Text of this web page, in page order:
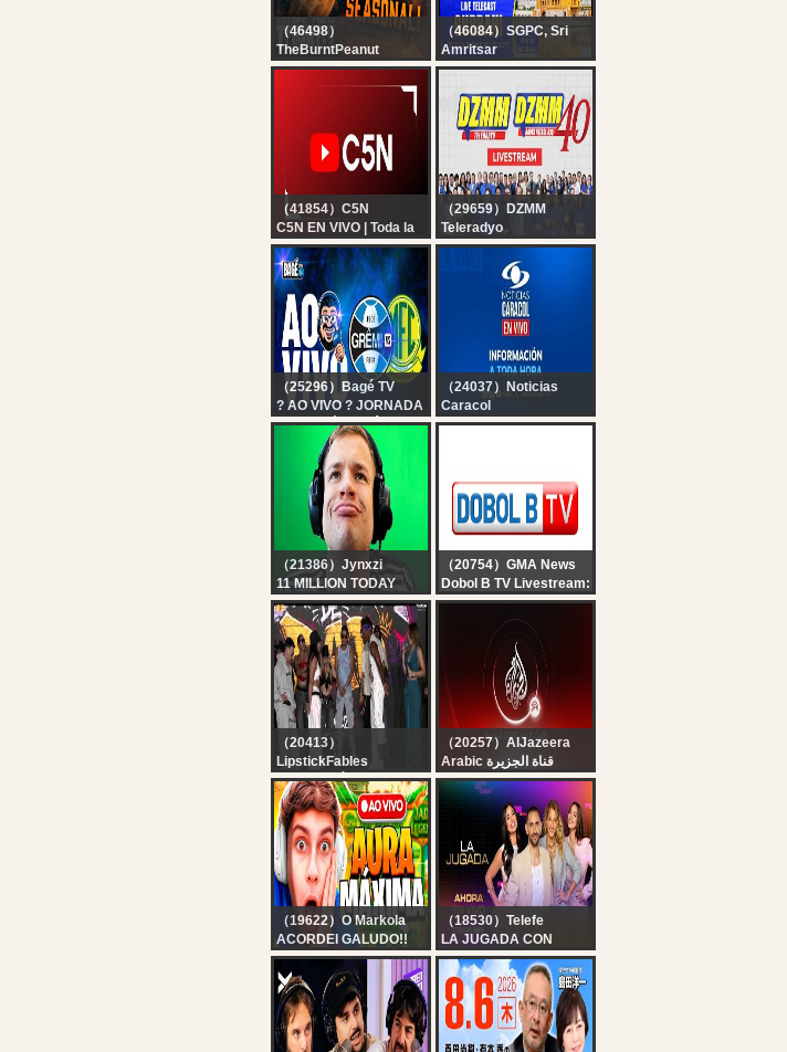
（46498）
TheBurntPeanut
?LIVE | [BEST DROPS]
TARKOV SEASONAL |
WACKADOODLE
WEDNESDAY |
（46084）SGPC, Sri
Amritsar
Official SGPC LIVE |
Gurbani Kirtan |
Sachkhand Sri
Harmandir Sahib, Sri
Amritsar | 06.08.2026
（41854）C5N
C5N EN VIVO | Toda la
información en un solo
lugar | Seguí la
transmisión las 24
horas
（29659）DZMM
Teleradyo
LIVE: DZMM Radyo
Patrol 630, DZMM
Teleradyo (06 August
（25296）Bagé TV
? AO VIVO ? JORNADA
DO BAGÉ ? GRÊMIO X
MIRASSOL - [ DIRETO
DA ARENA ]
（24037）Noticias
Caracol
? NOTICIAS CARACOL
2026
（21386）Jynxzi
11 MILLION TODAY
（20754）GMA News
Dobol B TV Livestream:
August 6, 2026
（20413）
LipstickFables
QUINTO DÍA: Los
ánimos se prenden
entre los “famosos” vs
“creadores
emergentes” en
LCDEL2 ?
（20257）AlJazeera
Arabic قناة الجزيرة
البث الحي لقناة الجزيرة |
التغطية مستمرة
（19622）O Markola
ACORDEI GALUDO!!
❤️‍?MARKOLA AO VIVO
❤️‍?
（18530）Telefe
LA JUGADA CON
FEDE POPGOLD, DANI
CELIS, MICA
VICICONTE Y ANNA
DEL BOCA - NOS
VISITA MARTÍN PEPA